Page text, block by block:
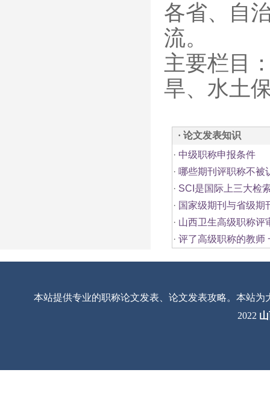
各省、自
流。
主要栏目
旱、水土
· 论文发表知识
· 中级职称申报条件
· 哪些期刊评职称不被
· SCI是国际上三大检
· 国家级期刊与省级期
· 山西卫生高级职称评
· 评了高级职称的教师
本站提供专业的职称论文发表、论文发表攻略。本站
2022